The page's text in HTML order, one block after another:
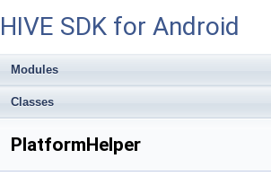
HIVE SDK for Android
Modules
Classes
PlatformHelper